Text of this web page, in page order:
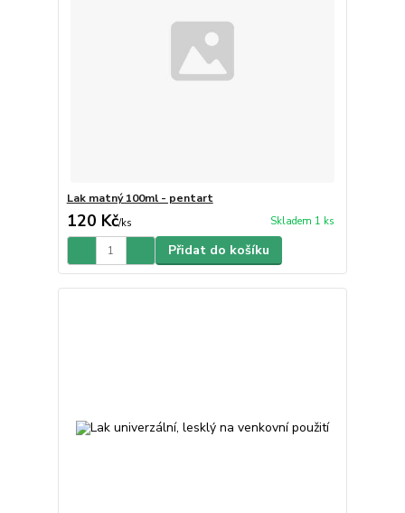
Lak matný 100ml - pentart
120 Kč/ks Skladem 1 ks
Přidat do košíku